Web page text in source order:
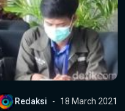
Redaksi 18 March 2021